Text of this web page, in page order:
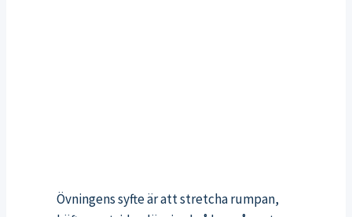
Övningens syfte är att stretcha rumpan,